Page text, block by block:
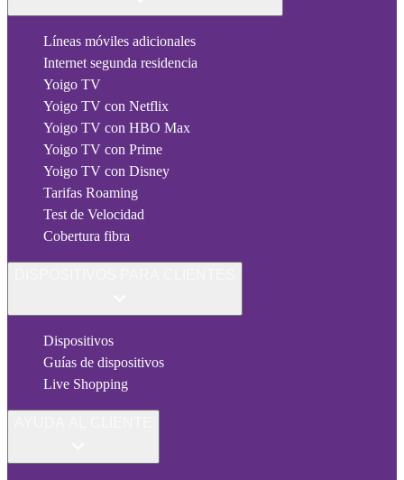
Líneas móviles adicionales
Internet segunda residencia
Yoigo TV
Yoigo TV con Netflix
Yoigo TV con HBO Max
Yoigo TV con Prime
Yoigo TV con Disney
Tarifas Roaming
Test de Velocidad
Cobertura fibra
Dispositivos
Guías de dispositivos
Live Shopping